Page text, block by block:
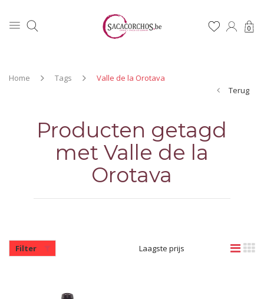
0
Home Tags
Valle de la Orotava
Terug
Producten getagd
met Valle de la
Orotava
Filter Laagste prijs